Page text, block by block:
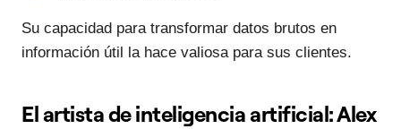
Su capacidad para transformar datos brutos en
información útil la hace valiosa para sus clientes.
El artista de inteligencia artificial: Alex